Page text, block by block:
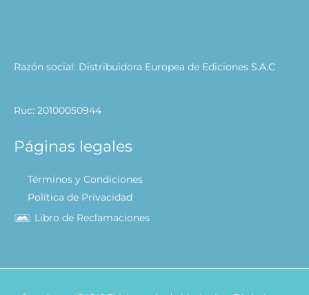
Razón social: Distribuidora Europea de Ediciones S.A.C
Ruc: 20100050944
Páginas legales
Términos y Condiciones
Política de Privacidad
Libro de Reclamaciones